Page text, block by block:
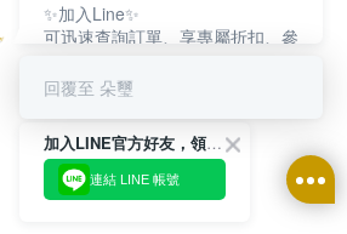
加入LINE官方好友，領取$200折價券
連結 LINE 帳號
✨加入Line✨
可迅速查詢訂單、享專屬折扣、參
👇立即點選下方按鈕👇
✨追蹤IG✨
👇立即點選下方按鈕👇
https://bit.ly/3w8zJm1
回覆至 朵璽